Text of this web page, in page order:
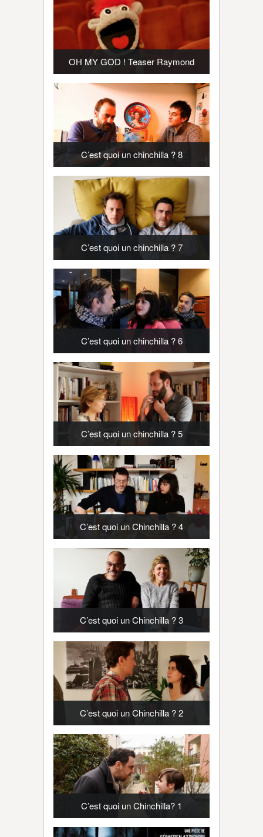
OH MY GOD ! Teaser Raymond
C’est quoi un chinchilla ? 8
C’est quoi un chinchilla ? 7
C’est quoi un chinchilla ? 6
C’est quoi un chinchilla ? 5
C’est quoi un Chinchilla ? 4
C’est quoi un Chinchilla ? 3
C’est quoi un Chinchilla ? 2
C’est quoi un Chinchilla? 1